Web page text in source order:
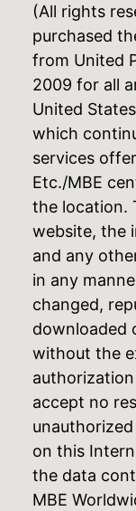
(All rights
purchased
from United
2009 for all
United
which
services
Etc./MBE
the location.
website, the
and any
in any
changed,
downloaded
without the
authorization
accept no
on this
the data
MBE